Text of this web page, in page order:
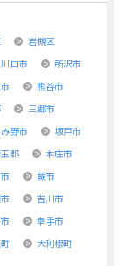
岩槻区
川口市
所沢市
市
熊谷市
三郷市
野市
坂戸市
郡
本庄市
蕨市
吉川市
幸手市
大利根町